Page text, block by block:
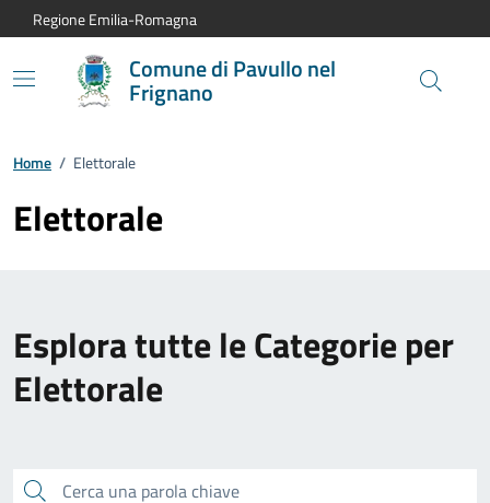
Vai al contenuto principale
Vai alla navigazione del sito
Vai al piede di pagina
Regione Emilia-Romagna
Comune di Pavullo nel
Frignano
Home / Elettorale
Elettorale
Esplora tutte le Categorie per
Elettorale
Cerca una parola chiave